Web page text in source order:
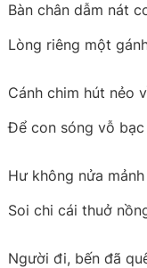
Bàn chân dẫm nát
Lòng riêng một
Cánh chim hút nẻo
Để con sóng vỗ
Hư không nửa
Soi chi cái thuở
Người đi, bến đã